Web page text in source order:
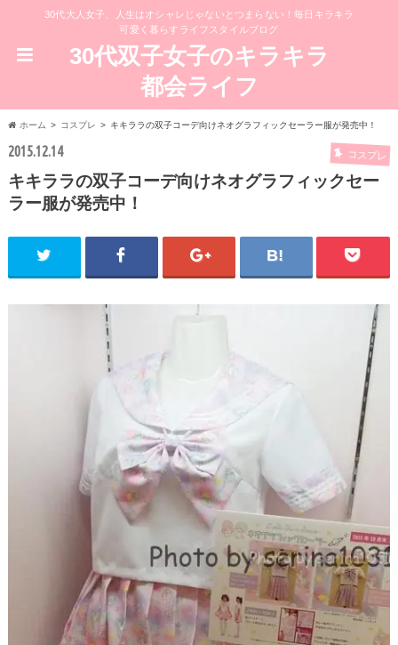
30代大人女子、人生はオシャレじゃないとつまらない！毎日キラキラ
可愛く暮らすライフスタイルブログ
30代双子女子のキラキラ
都会ライフ
ホーム コスプレ キキララの双子コーデ向けネオグラフィックセーラー服が発売中！
2015.12.14 コスプレ
キキララの双子コーデ向けネオグラフィックセー
ラー服が発売中！